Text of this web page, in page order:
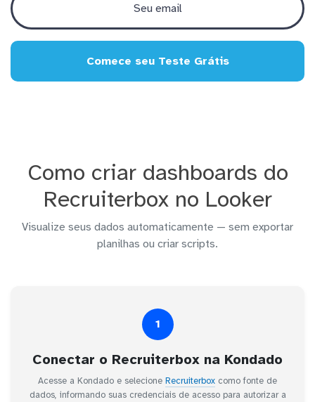
Comece seu Teste Grátis
Como criar dashboards do
Recruiterbox no Looker
Visualize seus dados automaticamente — sem exportar
planilhas ou criar scripts.
1
Conectar o Recruiterbox na Kondado
Acesse a Kondado e selecione Recruiterbox como fonte de
dados, informando suas credenciais de acesso para autorizar a